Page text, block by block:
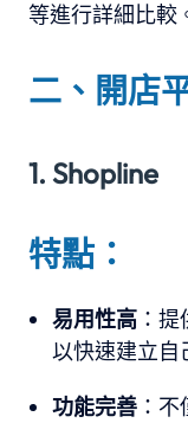
等進行詳細比較
二、開店
1. Shopline
特點：
易用性高 ：
以快速建立自
功能完善 ：